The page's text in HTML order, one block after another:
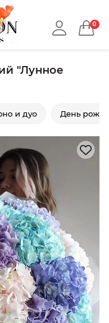
0
"Лунное
и дуо День